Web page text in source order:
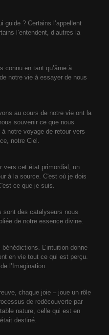
guide ? Certains l’appellent
l’entendent, d’autres la
connu en tant qu’âme à
notre vie à essayer de nous
au cours de notre vie ont la
souvenir ce que nous
notre voyage de retour vers
notre Ciel.
vers cet état primordial, un
à la source. C'est où je dois
ce que je suis.
sont des catalyseurs nous
de notre essence divine.
L’intuition donne
en vie tout ce qui est perçu.
l’Imagination.
chaque joie – joue un rôle
de redécouverte par
nature, celle qui est en
destiné.